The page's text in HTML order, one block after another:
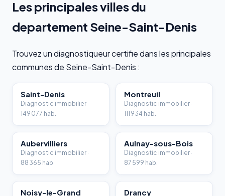
Les principales villes du
departement Seine-Saint-Denis
Trouvez un diagnostiqueur certifie dans les principales
communes de Seine-Saint-Denis :
Saint-Denis
Diagnostic immobilier ·
149 077 hab.
Montreuil
Diagnostic immobilier ·
111 934 hab.
Aubervilliers
Diagnostic immobilier ·
88 365 hab.
Aulnay-sous-Bois
Diagnostic immobilier ·
87 599 hab.
Noisy-le-Grand Drancy